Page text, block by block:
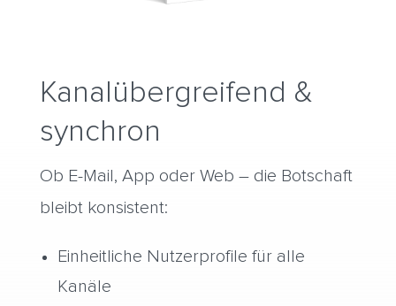
Kanalübergreifend &
synchron
Ob E-Mail, App oder Web – die Botschaft
bleibt konsistent:
Einheitliche Nutzerprofile für alle
Kanäle